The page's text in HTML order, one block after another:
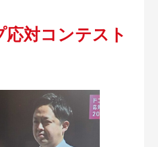
応対コンテスト